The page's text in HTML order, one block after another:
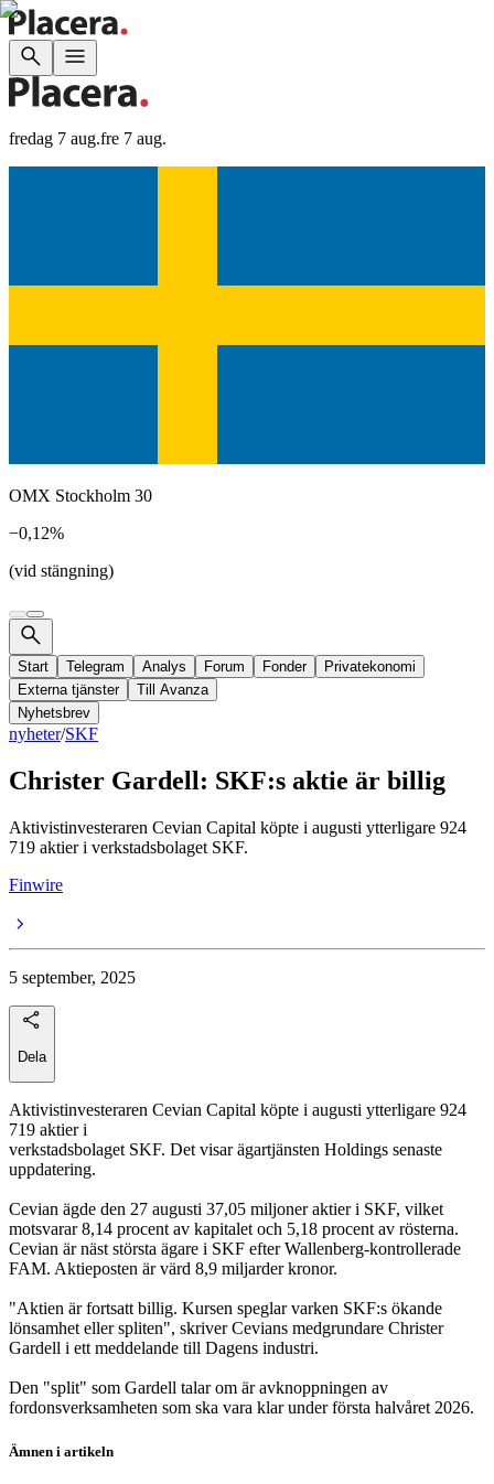
fredag 7 aug.fre 7 aug.
OMX Stockholm 30
−0,12%
(vid stängning)
Start Telegram Analys Forum Fonder
Privatekonomi
Externa tjänster
Till Avanza
Nyhetsbrev
nyheter/SKF
Christer Gardell: SKF:s aktie är billig
Aktivistinvesteraren Cevian Capital köpte i augusti ytterligare 924
719 aktier i verkstadsbolaget SKF.
Finwire
5 september, 2025
Dela
Aktivistinvesteraren Cevian Capital köpte i augusti ytterligare 924
719 aktier i
verkstadsbolaget SKF. Det visar ägartjänsten Holdings senaste
uppdatering.
Cevian ägde den 27 augusti 37,05 miljoner aktier i SKF, vilket
motsvarar 8,14 procent av kapitalet och 5,18 procent av rösterna.
Cevian är näst största ägare i SKF efter Wallenberg-kontrollerade
FAM. Aktieposten är värd 8,9 miljarder kronor.
"Aktien är fortsatt billig. Kursen speglar varken SKF:s ökande
lönsamhet eller spliten", skriver Cevians medgrundare Christer
Gardell i ett meddelande till Dagens industri.
Den "split" som Gardell talar om är avknoppningen av
fordonsverksamheten som ska vara klar under första halvåret 2026.
Ämnen i artikeln